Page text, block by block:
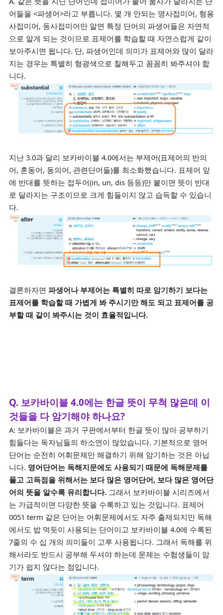
어들을 <파생어>라고 부릅니다. 몇 개 안되는 명사접미어, 형용
사접미어, 동사접미어만 알면 특정 단어의 파생어들은 자연적
으로 알게 되는 것이므로 표제어를 학습할 때 자연스럽게 같이
보아주시면 됩니다. 단, 파생어인데 의미가 표제어와 많이 달라
지는 경우는 특별히 형광색으로 칠해두고 꼼꼼히 봐주셔야 합
니다.
지난 3.0과 달리 보카바이블 4.0에서는 부제어(표제어의 반의
어, 혼동어, 동의어, 관련단어들)를 최소화했습니다. 표제어 앞
에 반대를 뜻하는 접두어(in, un, dis 등등)만 붙이면 뜻이 반대
로 달라지는 구조이므로 크게 힘들이지 않고 습득할 수 있습니
다.
결론하자면 파생어나 부제어는 특별히 따로 암기하기 보다는
표제어를 학습할 때 가볍게 봐 주시기만 해도 되고 표제어를 공
부할 때 같이 봐주시는 것이 효율적입니다.
Q. 보카바이블 4.0에는 한글 뜻이 무척 많은데 이
것들을 다 암기해야 하나요?
A: 보카바이블은 과거 구판에서부터 한글 뜻이 많아 공부하기
힘들다는 독자님들의 하소연이 많았습니다. 기본적으로 영어
단어는 순전히 어휘문제만 해결하기 위해 암기하는 것은 아닙
니다. 영어단어는 독해지문에도 사용되기 때문에 독해문제를
풀고 고득점을 위해서는 보다 많은 영어단어, 보다 많은 영어단
어의 뜻을 알수록 유리합니다. 그래서 보카바이블 시리즈에서
는 가급적이면 다양한 뜻을 수록하고 있는 것입니다. 표제어
0051 term 같은 단어는 어휘문제에서도 자주 출제되지만 독해
에서도 밥 먹듯이 사용되는 단어이고 보카바이블 4.0에 수록된
7줄의 수 십 개의 의미들이 고루 사용됩니다. 그래서 독해를 위
해서라도 반드시 공부해 두셔야 하는데 문제는 수험생들이 암
기가 쉽지 않다는 점입니다.